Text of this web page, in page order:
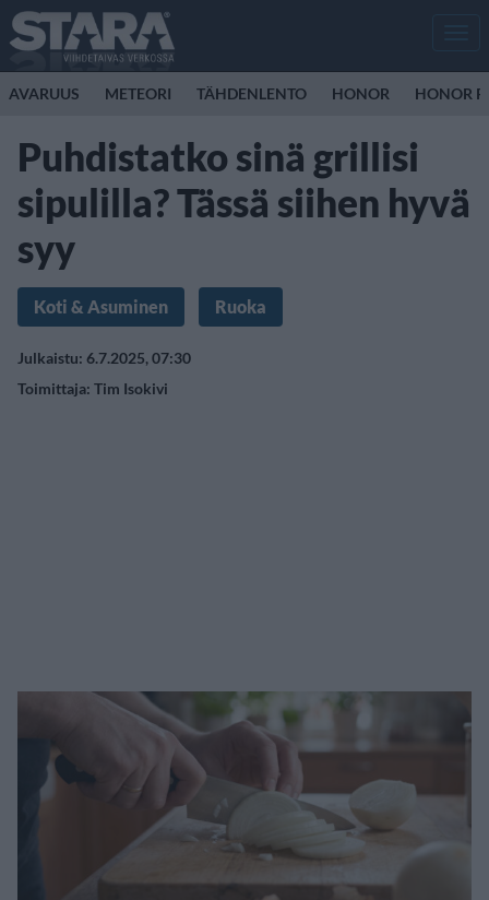
AVARUUS METEORI TÄHDENLENTO HONOR HONOR
Puhdistatko sinä grillisi
sipulilla? Tässä siihen hyvä
syy
Koti & Asuminen Ruoka
Julkaistu: 6.7.2025, 07:30
Toimittaja: Tim Isokivi